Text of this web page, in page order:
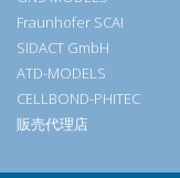
Fraunhofer SCAI
SIDACT GmbH
ATD-MODELS
CELLBOND-PHITEC
販売代理店